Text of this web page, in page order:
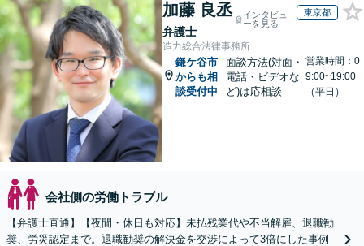
加藤 良丞
弁護士
インタビュ
ーを見る
東京都
造力総合法律事務所
鎌ケ谷市
からも相
談受付中
面談方法(対面・
電話・ビデオな
ど)は応相談
営業時間：0
9:00~19:00
（平日）
会社側の労働トラブル
【弁護士直通】【夜間・休日も対応】未払残業代や不当解雇、退職勧
奨、労災認定まで。退職勧奨の解決金を交渉によって3倍にした事例